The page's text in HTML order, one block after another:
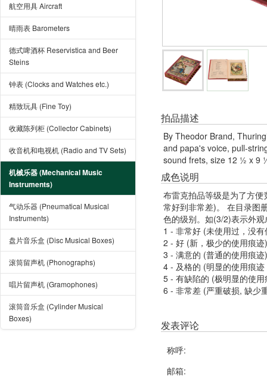
航空用具 Aircraft
晴雨表 Barometers
德式啤酒杯 Reservistica and Beer
Steins
钟表 (Clocks and Watches etc.)
精致玩具 (Fine Toy)
收藏陈列柜 (Collector Cabinets)
收音机和电视机 (Radio and TV Sets)
机械乐器 (Mechanical Music
Instruments)
气动乐器 (Pneumatical Musical
Instruments)
盘片音乐盒 (Disc Musical Boxes)
滚筒留声机 (Phonographs)
唱片留声机 (Gramophones)
滚筒音乐盒 (Cylinder Musical
Boxes)
拍品描述
By Theodor Brand,
and papa's voice, pull-
sound frets, size 12 ½ x 9
成色说明
布雷克拍品等级是为了方
常好到非常差)。 在目录图
色的级别。如(3/2)表示外
1 - 非常好 (未使用过，没
2 - 好 (新，极少的使用痕迹)
3 - 满意的 (普通的使用痕迹)
4 - 及格的 (明显的使用痕
5 - 有缺陷的 (极明显的使
6 - 非常差 (严重破损, 缺少
发表评论
称呼:
邮箱: